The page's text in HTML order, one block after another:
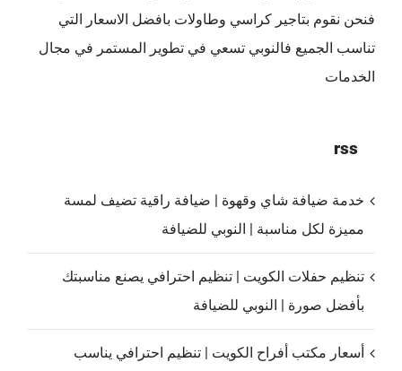
فنحن نقوم بتاجير كراسي وطاولات بافضل الاسعار التي
تناسب الجميع فالنوبي تسعي في تطوير المستمر في مجال
الخدمات
rss
خدمة ضيافة شاي وقهوة | ضيافة راقية تضيف لمسة
مميزة لكل مناسبة | النوبي للضيافة
تنظيم حفلات الكويت | تنظيم احترافي يصنع مناسبتك
بأفضل صورة | النوبي للضيافة
أسعار مكتب أفراح الكويت | تنظيم احترافي يناسب